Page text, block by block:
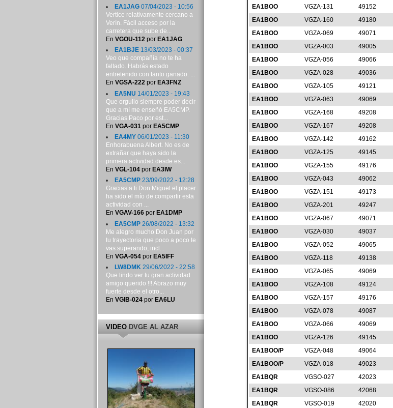
EA1BOO
VGZA-131 49152
EA1BOO
VGZA-160 49180
EA1BOO
VGZA-069 49071
EA1BOO
VGZA-003 49005
EA1BOO
VGZA-056 49066
EA1BOO
VGZA-028 49036
EA1BOO
VGZA-105 49121
EA1BOO
VGZA-063 49069
EA1BOO
VGZA-168 49208
EA1BOO
VGZA-167 49208
EA1BOO
VGZA-142 49162
EA1BOO
VGZA-125 49145
EA1BOO
VGZA-155 49176
EA1BOO
VGZA-043 49062
EA1BOO
VGZA-151 49173
EA1BOO
VGZA-201 49247
EA1BOO
VGZA-067 49071
EA1BOO
VGZA-030 49037
EA1BOO
VGZA-052 49065
EA1BOO
VGZA-118 49138
EA1BOO
VGZA-065 49069
EA1BOO
VGZA-108 49124
EA1BOO
VGZA-157 49176
EA1BOO
VGZA-078 49087
EA1BOO
VGZA-066 49069
EA1BOO
VGZA-126 49145
EA1BOO/P
VGZA-048 49064
EA1BOO/P
VGZA-018 49023
EA1BQR
VGSO-027 42023
EA1BQR
VGSO-086 42068
EA1BQR
VGSO-019 42020
EA1JAG07/04/2023 - 10:56
Vertice relativamente cercano a
Verín. Fácil acceso por la
carretera que sube de...
En VGOU-112por EA1JAG
EA1BJE13/03/2023 - 00:37
Veo que compañía no te ha
faltado. Habrás estado
entretenido con tanto ganado. ...
En VGSA-222por EA3FNZ
EA5NU 14/01/2023 - 19:43
Que orgullo siempre poder decir
que a mí me enseñó EA5CMP.
Gracias Paco por est...
En VGA-031 por EA5CMP
EA4MY06/01/2023 - 11:30
Enhorabuena Albert. No es de
extrañar que haya sido la
primera actividad desde es...
En VGL-104por EA3IW
EA5CMP23/09/2022 - 12:28
Gracias a ti Don Miguel el placer
ha sido el mío de compartir esta
actividad con ...
En VGAV-166por EA1DMP
EA5CMP26/08/2022 - 13:32
Me alegro mucho Don Juan por
tu trayectoria que poco a poco te
vas superando, incl...
En VGA-054por EA5IFF
LW8DMK29/06/2022 - 22:58
Que lindo ver tu gran actividad
amigo querido !!! Abrazo muy
fuerte desde el otro...
En VGIB-024por EA6LU
VIDEODVGE AL AZAR